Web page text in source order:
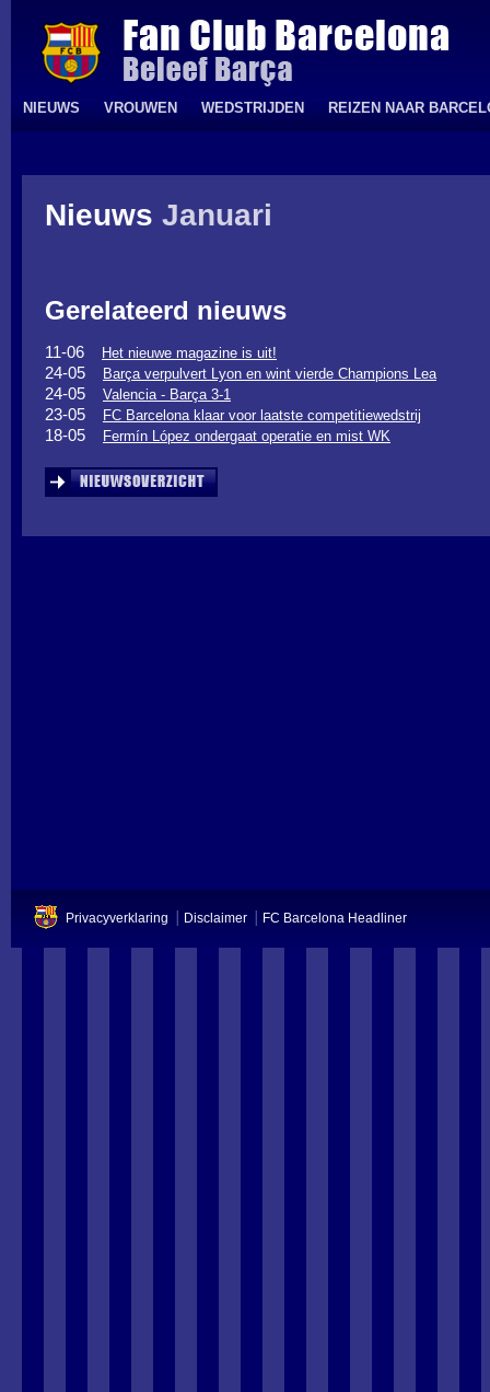
NIEUWS VROUWEN WEDSTRIJDEN REIZEN NAAR
Nieuws Januari
Gerelateerd nieuws
11-06 Het nieuwe magazine is uit!
24-05 Barça verpulvert Lyon en wint vierde Champions Lea
24-05 Valencia - Barça 3-1
23-05 FC Barcelona klaar voor laatste competitiewedstrij
18-05 Fermín López ondergaat operatie en mist WK
Privacyverklaring Disclaimer FC Barcelona Headliner